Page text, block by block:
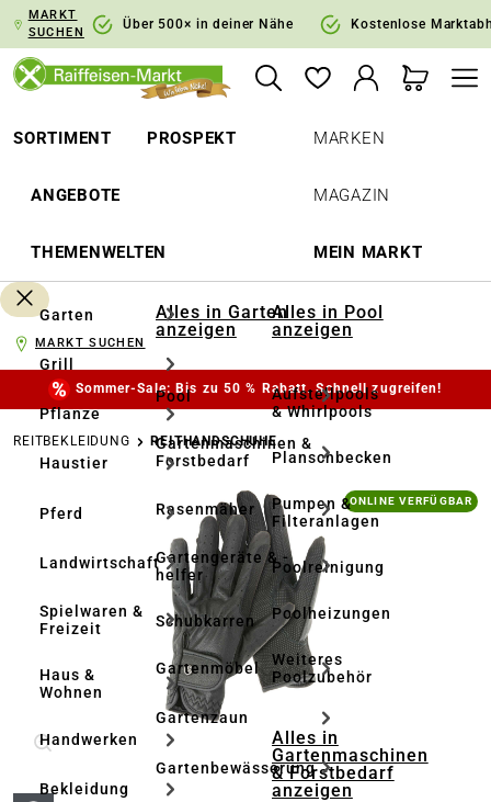
Zur Hauptnavigation springen
MARKT
SUCHEN
Über 500× in deiner Nähe Kostenlose
SORTIMENT PROSPEKT
ANGEBOTE
THEMENWELTEN
MARKEN
MAGAZIN
MEIN MARKT
Garten
Grill
Pflanze
Haustier
Pferd
Landwirtschaft
Spielwaren &
Freizeit
Haus &
Wohnen
Handwerken
Bekleidung
Alles in Garten
anzeigen
Pool
Gartenmaschinen &
Forstbedarf
Rasenmäher
Gartengeräte & -
helfer
Schubkarren
Gartenmöbel
Gartenzaun
Gartenbewässerung
Alles in Pool
anzeigen
Aufstellpools
& Whirlpools
Planschbecken
Pumpen &
Filteranlagen
Poolreinigung
Poolheizungen
Weiteres
Poolzubehör
Alles in
Gartenmaschinen
& Forstbedarf
anzeigen
MARKT SUCHEN
Sommer-Sale: Bis zu 50 % Rabatt. Schnell zugreifen!
REITBEKLEIDUNG REITHANDSCHUHE
Bildergalerie überspringen ONLINE VERFÜGBAR